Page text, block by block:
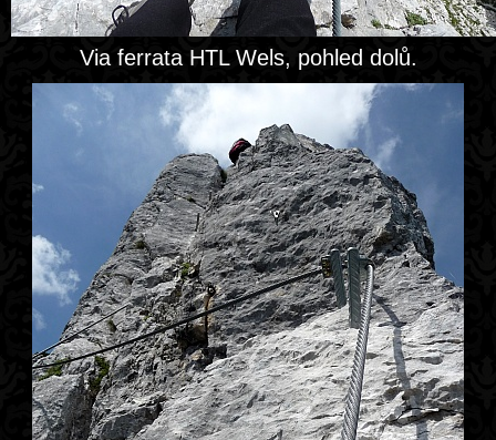
Via ferrata HTL Wels, pohled dolů.